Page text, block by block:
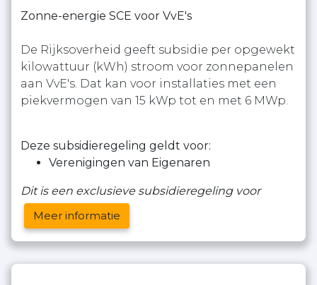
Zonne-energie SCE voor VvE's
De Rijksoverheid geeft subsidie per opgewekt
kilowattuur (kWh) stroom voor zonnepanelen
aan VvE's. Dat kan voor installaties met een
piekvermogen van 15 kWp tot en met 6 MWp.
Deze subsidieregeling geldt voor:
Verenigingen van Eigenaren
Dit is een exclusieve subsidieregeling voor
Meer informatie